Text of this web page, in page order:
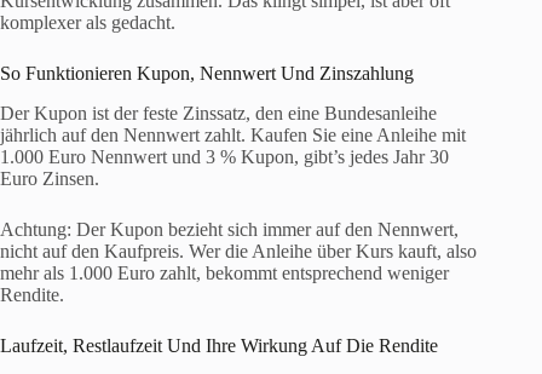
komplexer als gedacht.
So Funktionieren Kupon, Nennwert Und Zinszahlung
Der Kupon ist der feste Zinssatz, den eine Bundesanleihe
jährlich auf den Nennwert zahlt. Kaufen Sie eine Anleihe mit
1.000 Euro Nennwert und 3 % Kupon, gibt’s jedes Jahr 30
Euro Zinsen.
Achtung: Der Kupon bezieht sich immer auf den Nennwert,
nicht auf den Kaufpreis. Wer die Anleihe über Kurs kauft, also
mehr als 1.000 Euro zahlt, bekommt entsprechend weniger
Rendite.
Laufzeit, Restlaufzeit Und Ihre Wirkung Auf Die Rendite